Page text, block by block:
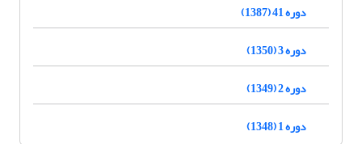
دوره 41 (1387)
دوره 3 (1350)
دوره 2 (1349)
دوره 1 (1348)